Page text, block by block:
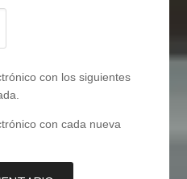
con los siguientes
con cada nueva